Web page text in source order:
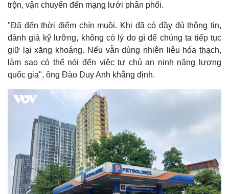
trộn, vận chuyển đến mạng lưới phân phối.
"Đã đến thời điểm chín muồi. Khi đã có đầy đủ thông tin,
đánh giá kỹ lưỡng, không có lý do gì để chúng ta tiếp tục
giữ lại xăng khoáng. Nếu vẫn dùng nhiên liệu hóa thạch,
làm sao có thể nói đến việc tự chủ an ninh năng lượng
quốc gia", ông Đào Duy Anh khẳng định.